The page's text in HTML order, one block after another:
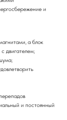
и
а блок
двигателем;
и постоянный